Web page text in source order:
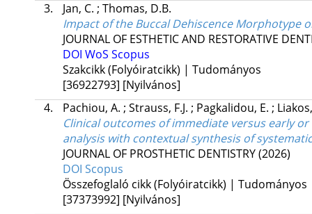
3.
Jan, C. ; Thomas, D.B.
Impact of the Buccal Dehiscence Morphotype
JOURNAL OF ESTHETIC AND RESTORATIVE
DOI WoS Scopus
Szakcikk (Folyóiratcikk) | Tudományos
[36922793] [Nyilvános]
4.
Pachiou, A. ; Strauss, F.J. ; Pagkalidou, E. ;
Clinical outcomes of immediate versus early
analysis with contextual synthesis of
JOURNAL OF PROSTHETIC DENTISTRY(2026)
DOI Scopus
Összefoglaló cikk (Folyóiratcikk) | Tudományos
[37373992] [Nyilvános]